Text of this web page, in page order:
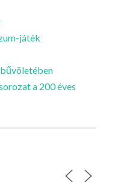
játék
a 200 éves